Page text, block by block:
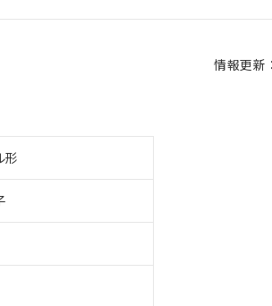
情報更新
形